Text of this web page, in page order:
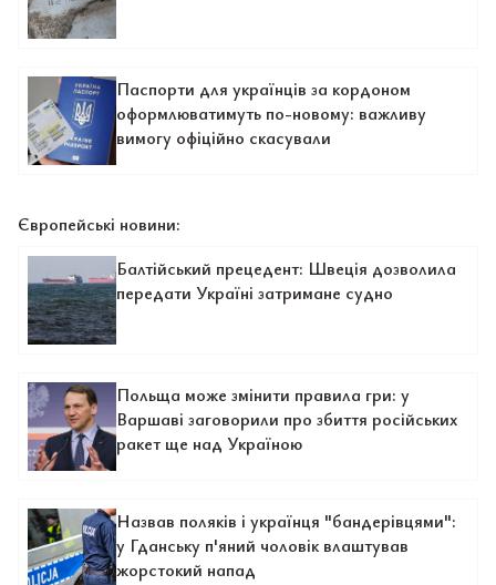
Паспорти для українців за кордоном
оформлюватимуть по-новому: важливу
вимогу офіційно скасували
Європейські новини:
Балтійський прецедент: Швеція дозволила
передати Україні затримане судно
Польща може змінити правила гри: у
Варшаві заговорили про збиття російських
ракет ще над Україною
Назвав поляків і українця "бандерівцями":
у Гданську п'яний чоловік влаштував
жорстокий напад